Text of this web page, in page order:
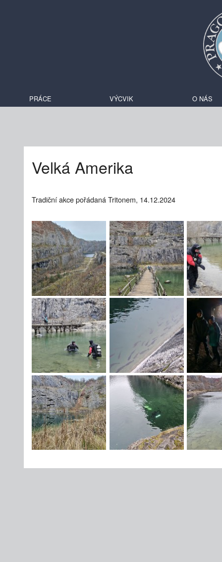
PRÁCE VÝCVIK O NÁS
Velká Amerika
Tradiční akce pořádaná Tritonem, 14.12.2024